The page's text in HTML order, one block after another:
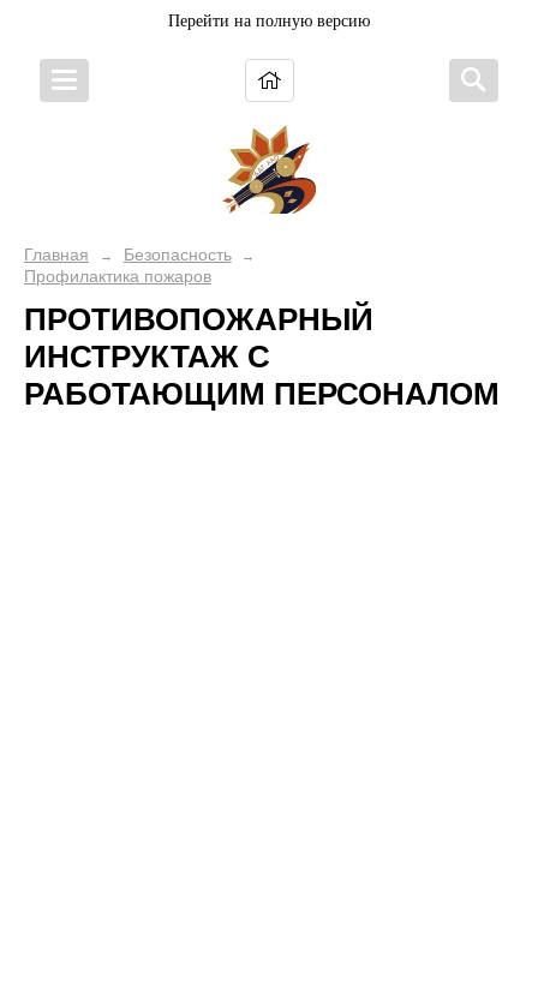
Перейти на полную версию
Главная → Безопасность →
Профилактика пожаров
ПРОТИВОПОЖАРНЫЙ
ИНСТРУКТАЖ С
РАБОТАЮЩИМ ПЕРСОНАЛОМ